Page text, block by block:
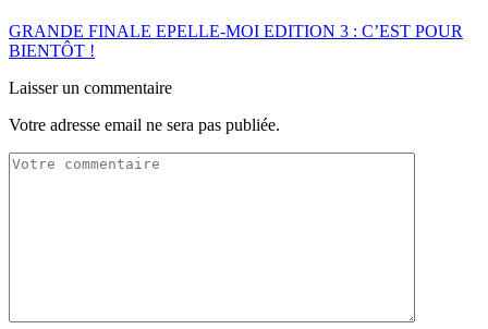
GRANDE FINALE EPELLE-MOI EDITION 3 : C’EST POUR
BIENTÔT !
Laisser un commentaire
Votre adresse email ne sera pas publiée.